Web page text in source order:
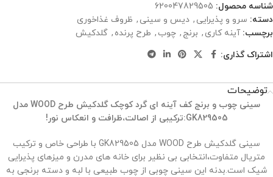
شناسه محصول: 620047829505
دسته: سرو و پذیرایی , دیس و سینی , ظروف غذاخوری
برچسب: آینه کاری , برنج , چوب , طرح پرنده , گلدکیش
اشتراک گذاری:
توضیحات
سینی چوب و برنج کف آینه ای گرد کوچک گلدکیش طرح WOOD مدل
GK829505:ترکیبی از اصالت،ظرافت و انعکاس نور!
سینی گلدکیش طرح WOOD مدل GK829505 با طراحی خاص و ترکیب
متریال متفاوت،انتخابی بی‌ نظیر برای خانه‌ های مدرن و میزهای پذیرایی
شیک است.بدنه این سینی چوبی از چوب طبیعی با لبه و دسته برنجی به